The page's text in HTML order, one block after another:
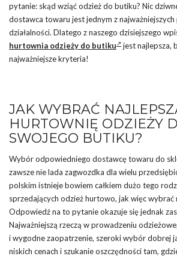
pytanie: skąd wziąć odzież do butiku? Nic
dostawca towaru jest jednym z
działalności. Dlatego z naszego dzisiejszego
hurtownia odzieży do butiku
jest najlepsza,
najważniejsze kryteria!
JAK WYBRAĆ
HURTOWNIĘ ODZIEŻY
SWOJEGO BUTIKU?
Wybór odpowiedniego dostawcę towaru do
zawsze nie lada zagwozdka dla wielu
polskim istnieje bowiem całkiem dużo tego
sprzedających odzież hurtowo, jak więc wybrać
Odpowiedź na to pytanie okazuje się jednak
Najważniejszą rzeczą w prowadzeniu
i wygodne zaopatrzenie, szeroki wybór dobrej
niskich cenach i szukanie oszczędności tam,